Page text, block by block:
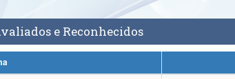
e Reconhecidos